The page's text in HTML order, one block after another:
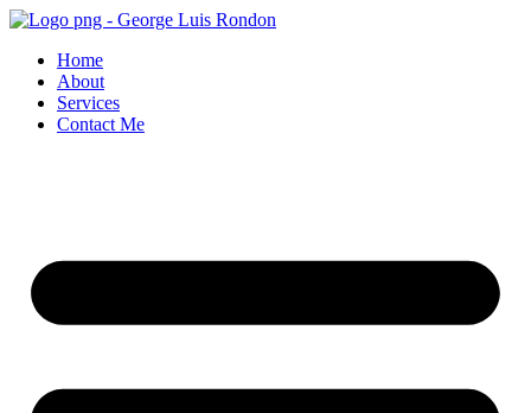
Skip
contentHome
About
Services
Contact Me